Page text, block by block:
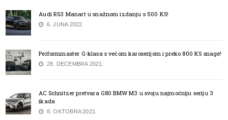
Audi RS3 Manart u snažnom izdanju s 500 KS!
6. JUNA 2022.
Performmaster G-klasa s većom karoserijom i preko 800 KS snage!
28. DECEMBRA 2021.
AC Schnitzer pretvara G80 BMW M3 u svoju najmoćniju seriju 3
ikada
8. OKTOBRA 2021.